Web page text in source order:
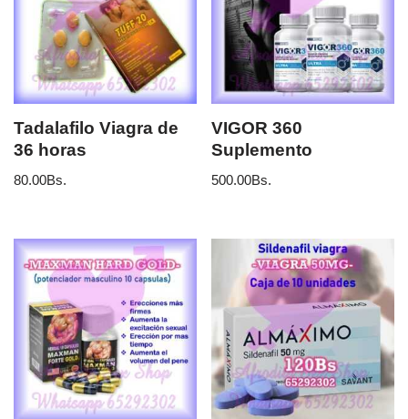
Tadalafilo Viagra de
36 horas
80.00Bs.
VIGOR 360
Suplemento
500.00Bs.